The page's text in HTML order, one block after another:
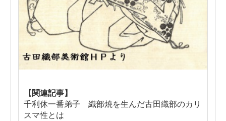
【関連記事】
千利休一番弟子 織部焼を生んだ古田織部のカリ
スマ性とは